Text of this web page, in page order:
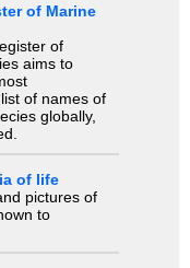
of Marine
of
aims to
of names of
globally,
of life
pictures of
to